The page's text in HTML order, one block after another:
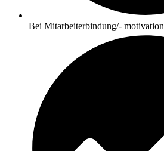
Bei Mitarbeiterbindung/- motivation